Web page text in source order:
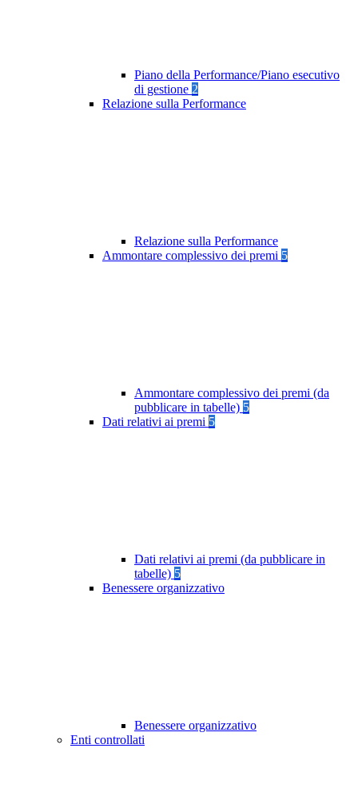
Piano della Performance/Piano esecutivo
di gestione 2
Relazione sulla Performance
Relazione sulla Performance
Ammontare complessivo dei premi 5
Ammontare complessivo dei premi (da
pubblicare in tabelle) 5
Dati relativi ai premi 5
Dati relativi ai premi (da pubblicare in
tabelle) 5
Benessere organizzativo
Benessere organizzativo
Enti controllati